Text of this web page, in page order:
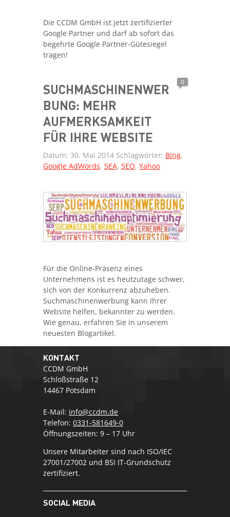
Die CCDM GmbH ist jetzt zertifizierter
Google Partner und darf ab sofort das
begehrte Google Partner-Gütesiegel
tragen!
SUCHMASCHINENWER
BUNG: MEHR
AUFMERKSAMKEIT
FÜR IHRE WEBSITE
0
Datum: 30. Mai 2014 Schlagwörter: Bing,
Google AdWords, SEA, SEO, Yahoo
Für die Online-Präsenz eines
Unternehmens ist es heutzutage schwer,
sich von der Konkurrenz abzuheben.
Suchmaschinenwerbung kann Ihrer
Website helfen, bekannter zu werden.
Wie genau, erfahren Sie in unserem
neuesten Blogartikel.
KONTAKT
CCDM GmbH
Schloßstraße 12
14467 Potsdam
E-Mail: info@ccdm.de
Telefon: 0331-581649-0
Öffnungszeiten: 9 – 17 Uhr
Unsere Mitarbeiter sind nach ISO/IEC
27001/27002 und BSI IT-Grundschutz
zertifiziert.
SOCIAL MEDIA